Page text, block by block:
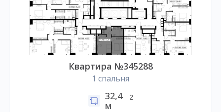
Квартира №345288
1 спальня
32,4
м
2